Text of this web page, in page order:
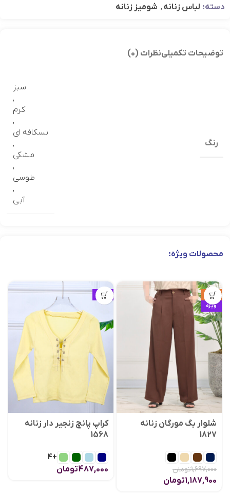
دسته: لباس زنانه , شومیز زنانه
توضیحات تکمیلینظرات (0)
رنگ
سبز
,
کرم
,
نسکافه ای
,
مشکی
,
طوسی
,
آبی
محصولات ویژه:
حراج
ویژه
شلوار بگ مورگان زنانه
1827
1,697,000تومان
1,187,900تومان
ویژه
کراپ پانچ زنجیر دار زنانه
1568
+4
487,000تومان